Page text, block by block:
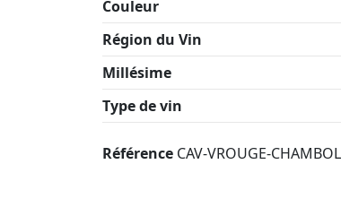
Couleur
Région du Vin
Millésime
Type de vin
Référence CAV-VROUGE-